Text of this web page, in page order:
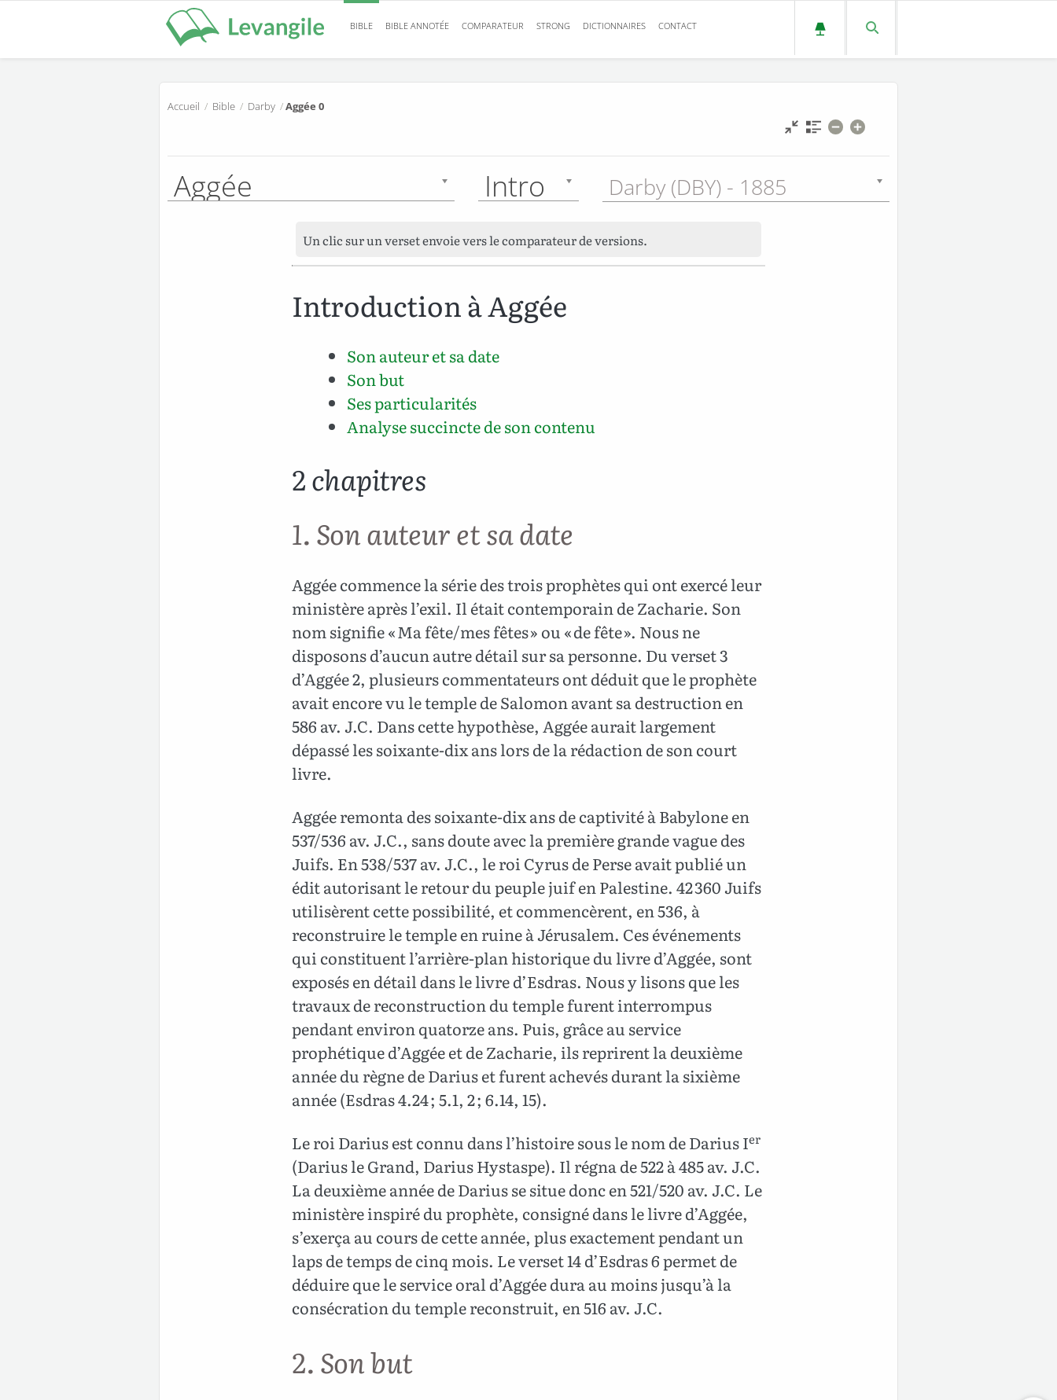
BIBLE BIBLE ANNOTÉE COMPARATEUR STRONG DICTIONNAIRES CONTACT
Accueil / Bible / Darby /Aggée 0
Aggée Intro Darby (DBY) - 1885
Un clic sur un verset envoie vers le comparateur de versions.
Introduction à Aggée
Son auteur et sa date
Son but
Ses particularités
Analyse succincte de son contenu
2 chapitres
1. Son auteur et sa date
Aggée commence la série des trois prophètes qui ont exercé leur
ministère après l’exil. Il était contemporain de Zacharie. Son
nom signifie « Ma fête/mes fêtes » ou « de fête ». Nous ne
disposons d’aucun autre détail sur sa personne. Du verset 3
d’Aggée 2, plusieurs commentateurs ont déduit que le prophète
avait encore vu le temple de Salomon avant sa destruction en
586 av. J.C. Dans cette hypothèse, Aggée aurait largement
dépassé les soixante-dix ans lors de la rédaction de son court
livre.
Aggée remonta des soixante-dix ans de captivité à Babylone en
537/536 av. J.C., sans doute avec la première grande vague des
Juifs. En 538/537 av. J.C., le roi Cyrus de Perse avait publié un
édit autorisant le retour du peuple juif en Palestine. 42 360 Juifs
utilisèrent cette possibilité, et commencèrent, en 536, à
reconstruire le temple en ruine à Jérusalem. Ces événements
qui constituent l’arrière-plan historique du livre d’Aggée, sont
exposés en détail dans le livre d’Esdras. Nous y lisons que les
travaux de reconstruction du temple furent interrompus
pendant environ quatorze ans. Puis, grâce au service
prophétique d’Aggée et de Zacharie, ils reprirent la deuxième
année du règne de Darius et furent achevés durant la sixième
année (Esdras 4.24 ; 5.1, 2 ; 6.14, 15).
Le roi Darius est connu dans l’histoire sous le nom de Darius Ier
(Darius le Grand, Darius Hystaspe). Il régna de 522 à 485 av. J.C.
La deuxième année de Darius se situe donc en 521/520 av. J.C. Le
ministère inspiré du prophète, consigné dans le livre d’Aggée,
s’exerça au cours de cette année, plus exactement pendant un
laps de temps de cinq mois. Le verset 14 d’Esdras 6 permet de
déduire que le service oral d’Aggée dura au moins jusqu’à la
consécration du temple reconstruit, en 516 av. J.C.
2. Son but